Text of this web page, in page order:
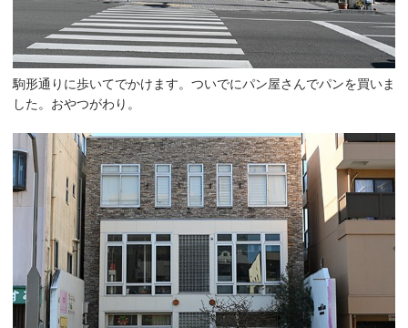
駒形通りに歩いてでかけます。ついでにパン屋さんでパンを買いま
した。おやつがわり。